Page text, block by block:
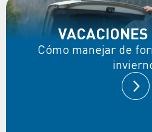
Cómo manejar de